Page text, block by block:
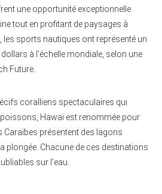
une opportunité exceptionnelle
tout en profitant de paysages à
les sports nautiques ont représenté un
à l’échelle mondiale, selon une
Future.
coralliens spectaculaires qui
Hawaï est renommée pour
Caraïbes présentent des lagons
plongée. Chacune de ces destinations
sur l’eau.